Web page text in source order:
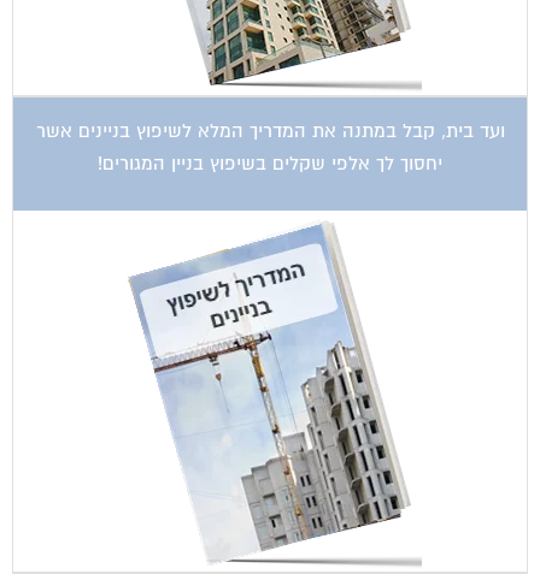
ועד בית, קבל במתנה את המדריך המלא לשיפוץ בניינים אשר
יחסוך לך אלפי שקלים בשיפוץ בניין המגורים!